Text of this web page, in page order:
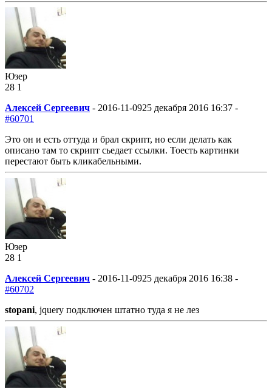
Юзер
28 1
Алексей Сергеевич - 2016-11-0925 декабря 2016 16:37 -
#60701
Это он и есть оттуда и брал скрипт, но если делать как
описано там то скрипт сьедает ссылки. Тоесть картинки
перестают быть кликабельными.
Юзер
28 1
Алексей Сергеевич - 2016-11-0925 декабря 2016 16:38 -
#60702
stopani, jquery подключен штатно туда я не лез